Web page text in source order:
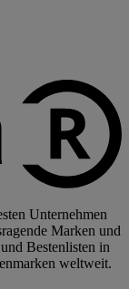
Unternehmen
Marken und
Bestenlisten in
weltweit.